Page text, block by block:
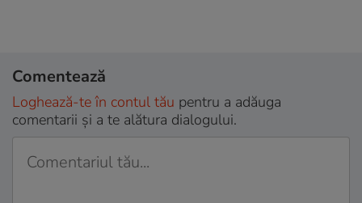
Comentează
Loghează-te în contul tău pentru a adăuga
comentarii și a te alătura dialogului.